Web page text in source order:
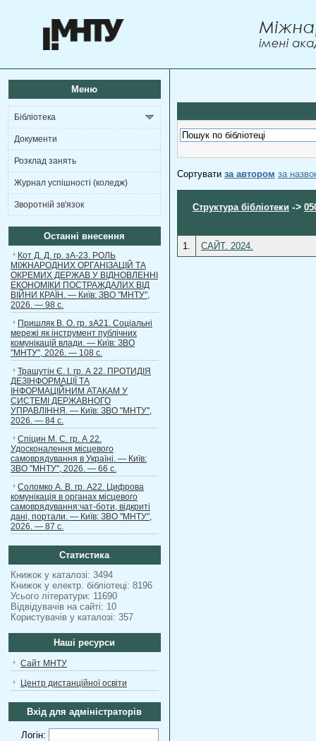
Меню
Бібліотека
Документи
Розклад занять
Журнал успішності (коледж)
Зворотній зв'язок
Останні внесення
Кот Д. Д. гр. зА-23. РОЛЬ
МІЖНАРОДНИХ ОРГАНІЗАЦІЙ ТА
ОКРЕМИХ ДЕРЖАВ У ВІДНОВЛЕННІ
ЕКОНОМІКИ ПОСТРАЖДАЛИХ ВІД
ВІЙНИ КРАЇН. — Київ: ЗВО "МНТУ",
2026. — 98 с.
Пришляк В. О. гр. зА21. Соціальні
мережі як інструмент публічних
комунікацій влади. — Київ: ЗВО
"МНТУ", 2026. — 108 с.
Трашутін Є. І. гр. А 22. ПРОТИДІЯ
ДЕЗІНФОРМАЦІЇ ТА
ІНФОРМАЦІЙНИМ АТАКАМ У
СИСТЕМІ ДЕРЖАВНОГО
УПРАВЛІННЯ. — Київ: ЗВО "МНТУ",
2026. — 84 с.
Спіцин М. С. гр. А 22.
Удосконалення місцевого
самоврядування в Україні. — Київ:
ЗВО "МНТУ", 2026. — 66 с.
Соломко А. В. гр. А22. Цифрова
комунікація в органах місцевого
самоврядування:чат-боти, відкриті
дані, портали. — Київ: ЗВО "МНТУ",
2026. — 87 с.
Статистика
Книжок у каталозі: 3494
Книжок у електр. бібліотеці: 8196
Усього літератури: 11690
Відвідувачів на сайті: 10
Користувачів у каталозі: 357
Наші ресурси
Сайт МНТУ
Центр дистанційної освіти
Вхід для адміністраторів
Логін:
Сортувати за автором за
Структура бібліотеки ->
1. САЙТ. 2024.